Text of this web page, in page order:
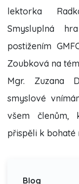
Blog
lektorka
Smysluplná
postižením
Zoubková na
Mgr. Zuzana
smyslové
všem členům,
přispěli k bohaté